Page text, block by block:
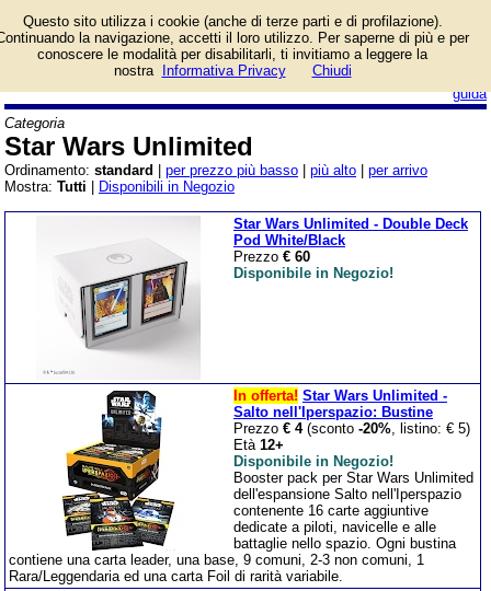
guida
Lista giochi da tavolo
categoria Star Wars
Unlimited.
Categoria
Star Wars Unlimited
Ordinamento: standard per prezzo più basso più alto
per arrivo
Mostra: Tutti Disponibili in Negozio
Star Wars Unlimited - Double Deck
Pod White/Black
Prezzo € 60
Disponibile in Negozio!
In offerta! Star Wars Unlimited -
Salto nell'Iperspazio: Bustine
Prezzo € 4(sconto -20%, listino: € 5)
Età 12+
Disponibile in Negozio!
Booster pack per Star Wars Unlimited
dell'espansione Salto nell'Iperspazio
contenente 16 carte aggiuntive
dedicate a piloti, navicelle e alle
battaglie nello spazio. Ogni bustina
contiene una carta leader, una base, 9 comuni, 2-3 non comuni, 1
Rara/Leggendaria ed una carta Foil di rarità variabile.
Questo sito utilizza i cookie (anche di terze parti e di profilazione).
la navigazione, accetti il loro utilizzo. Per saperne di più e per
conoscere le modalità per disabilitarli, ti invitiamo a leggere la
nostra
Informativa Privacy Chiudi